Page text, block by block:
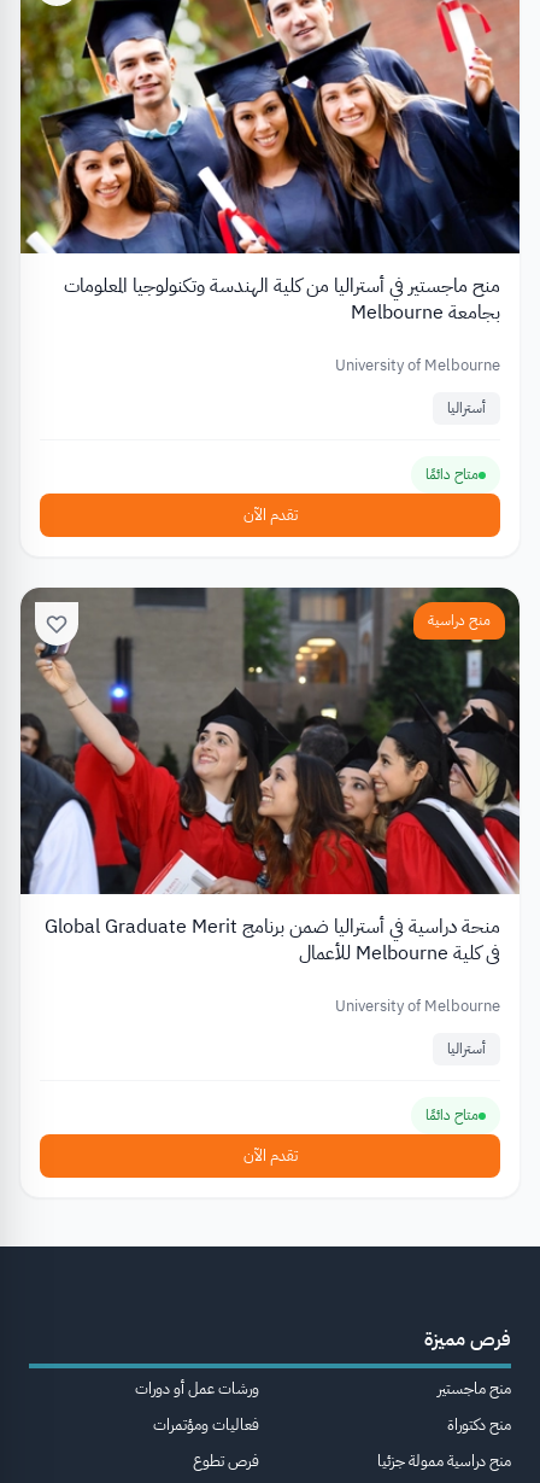
منح ماجستير في أستراليا من كلية الهندسة وتكنولوجيا المعلومات
بجامعة Melbourne
University of Melbourne
أستراليا
متاح دائمًا
تقدم الآن
منح دراسية
منحة دراسية في أستراليا ضمن برنامج Global Graduate Merit
في كلية Melbourne للأعمال
University of Melbourne
أستراليا
متاح دائمًا
تقدم الآن
فرص مميزة
منح ماجستير
منح دكتوراة
منح دراسية ممولة جزئيا
ورشات عمل أو دورات
فعاليات ومؤتمرات
فرص تطوع